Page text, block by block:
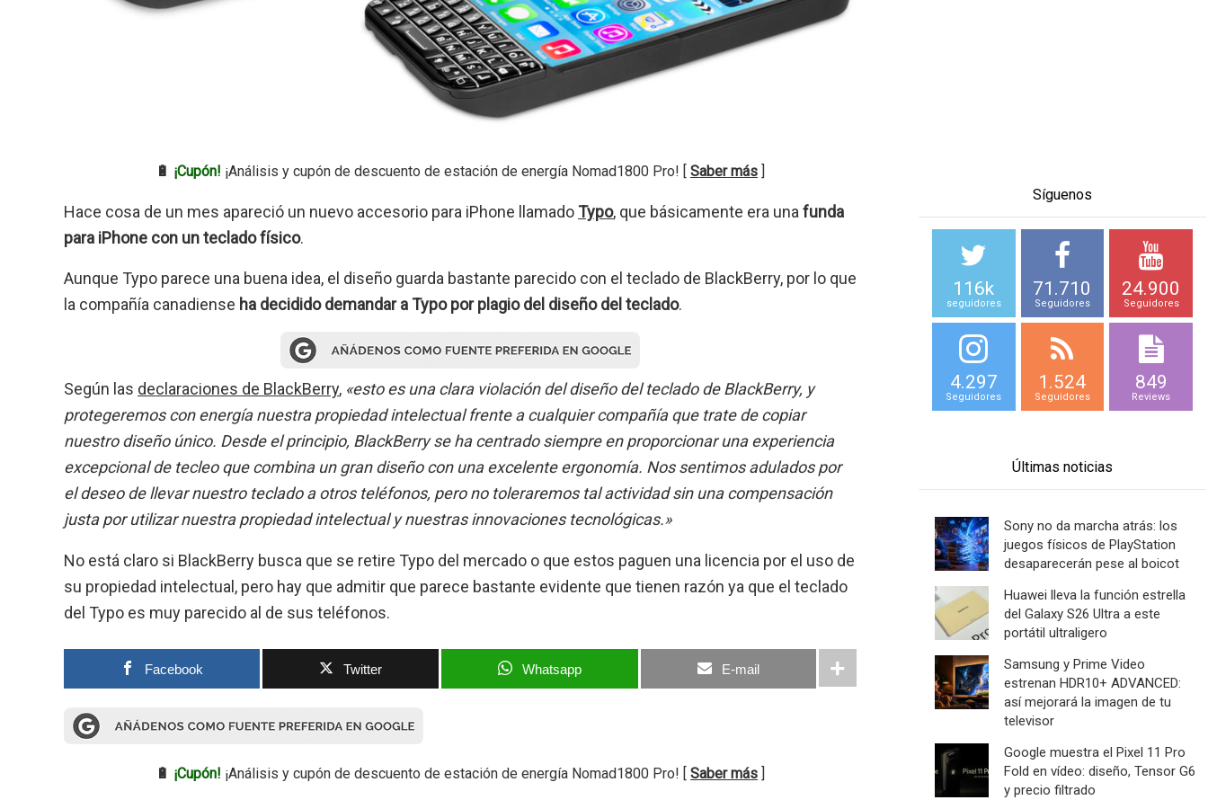
🔋 ¡Cupón! ¡Análisis y cupón de descuento de estación de energía Nomad1800 Pro! [ Saber más ]
Hace cosa de un mes apareció un nuevo accesorio para iPhone llamado Typo, que básicamente era una funda
para iPhone con un teclado físico.
Aunque Typo parece una buena idea, el diseño guarda bastante parecido con el teclado de BlackBerry, por lo que
la compañía canadiense ha decidido demandar a Typo por plagio del diseño del teclado.
Según las declaraciones de BlackBerry, «esto es una clara violación del diseño del teclado de BlackBerry, y
protegeremos con energía nuestra propiedad intelectual frente a cualquier compañía que trate de copiar
nuestro diseño único. Desde el principio, BlackBerry se ha centrado siempre en proporcionar una experiencia
excepcional de tecleo que combina un gran diseño con una excelente ergonomía. Nos sentimos adulados por
el deseo de llevar nuestro teclado a otros teléfonos, pero no toleraremos tal actividad sin una compensación
justa por utilizar nuestra propiedad intelectual y nuestras innovaciones tecnológicas.»
No está claro si BlackBerry busca que se retire Typo del mercado o que estos paguen una licencia por el uso de
su propiedad intelectual, pero hay que admitir que parece bastante evidente que tienen razón ya que el teclado
del Typo es muy parecido al de sus teléfonos.
Facebook Twitter Whatsapp E-mail
🔋 ¡Cupón! ¡Análisis y cupón de descuento de estación de energía Nomad1800 Pro! [ Saber más ]
Síguenos
116k
seguidores
71.710
Seguidores
24.900
Seguidores
4.297
Seguidores
1.524
Seguidores
849
Reviews
Últimas noticias
Sony no da marcha atrás: los
juegos físicos de PlayStation
desaparecerán pese al boicot
Huawei lleva la función estrella
del Galaxy S26 Ultra a este
portátil ultraligero
Samsung y Prime Video
estrenan HDR10+ ADVANCED:
así mejorará la imagen de tu
televisor
Google muestra el Pixel 11 Pro
Fold en vídeo: diseño, Tensor G6
y precio filtrado